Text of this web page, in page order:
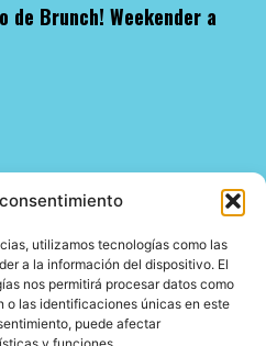
utilizamos tecnologías como las
a la información del dispositivo. El
nos permitirá procesar datos como
o las identificaciones únicas en este
puede afectar
de Brunch! Weekender a
cosa de Pyramid